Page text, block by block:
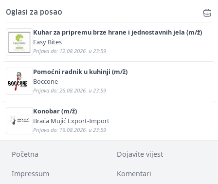
Oglasi za posao
Kuhar za pripremu brze hrane i jednostavnih jela (m/ž)
Easy Bites
Prijava do: 12.08.2026. u 23:59
Pomoćni radnik u kuhinji (m/ž)
Boccone
Prijava do: 26.08.2026. u 23:59
Konobar (m/ž)
Braća Mujić Export-Import
Prijava do: 16.08.2026. u 23:59
Početna Dojavite vijest
Impressum Komentari